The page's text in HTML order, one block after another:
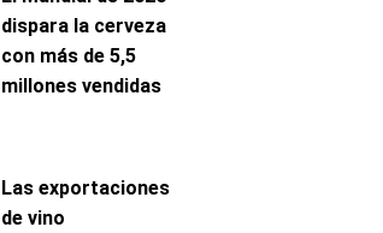
dispara la cerveza
con más de 5,5
millones vendidas
Las exportaciones
de vino